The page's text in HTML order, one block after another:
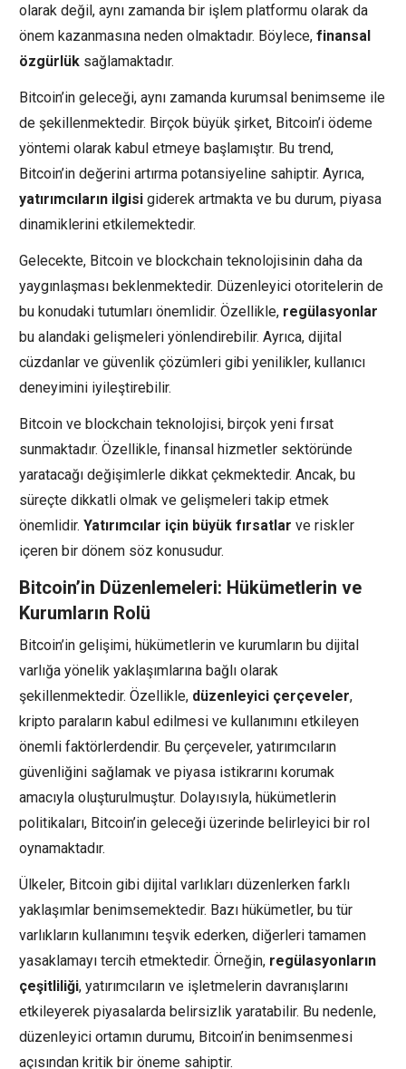
olarak değil, aynı zamanda bir işlem platformu olarak da
önem kazanmasına neden olmaktadır. Böylece, finansal
özgürlük sağlamaktadır.
Bitcoin’in geleceği, aynı zamanda kurumsal benimseme ile
de şekillenmektedir. Birçok büyük şirket, Bitcoin’i ödeme
yöntemi olarak kabul etmeye başlamıştır. Bu trend,
Bitcoin’in değerini artırma potansiyeline sahiptir. Ayrıca,
yatırımcıların ilgisi giderek artmakta ve bu durum, piyasa
dinamiklerini etkilemektedir.
Gelecekte, Bitcoin ve blockchain teknolojisinin daha da
yaygınlaşması beklenmektedir. Düzenleyici otoritelerin de
bu konudaki tutumları önemlidir. Özellikle, regülasyonlar
bu alandaki gelişmeleri yönlendirebilir. Ayrıca, dijital
cüzdanlar ve güvenlik çözümleri gibi yenilikler, kullanıcı
deneyimini iyileştirebilir.
Bitcoin ve blockchain teknolojisi, birçok yeni fırsat
sunmaktadır. Özellikle, finansal hizmetler sektöründe
yaratacağı değişimlerle dikkat çekmektedir. Ancak, bu
süreçte dikkatli olmak ve gelişmeleri takip etmek
önemlidir. Yatırımcılar için büyük fırsatlar ve riskler
içeren bir dönem söz konusudur.
Bitcoin’in Düzenlemeleri: Hükümetlerin ve
Kurumların Rolü
Bitcoin’in gelişimi, hükümetlerin ve kurumların bu dijital
varlığa yönelik yaklaşımlarına bağlı olarak
şekillenmektedir. Özellikle, düzenleyici çerçeveler,
kripto paraların kabul edilmesi ve kullanımını etkileyen
önemli faktörlerdendir. Bu çerçeveler, yatırımcıların
güvenliğini sağlamak ve piyasa istikrarını korumak
amacıyla oluşturulmuştur. Dolayısıyla, hükümetlerin
politikaları, Bitcoin’in geleceği üzerinde belirleyici bir rol
oynamaktadır.
Ülkeler, Bitcoin gibi dijital varlıkları düzenlerken farklı
yaklaşımlar benimsemektedir. Bazı hükümetler, bu tür
varlıkların kullanımını teşvik ederken, diğerleri tamamen
yasaklamayı tercih etmektedir. Örneğin, regülasyonların
çeşitliliği, yatırımcıların ve işletmelerin davranışlarını
etkileyerek piyasalarda belirsizlik yaratabilir. Bu nedenle,
düzenleyici ortamın durumu, Bitcoin’in benimsenmesi
açısından kritik bir öneme sahiptir.